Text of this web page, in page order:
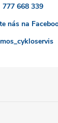
777 668 339
nás na